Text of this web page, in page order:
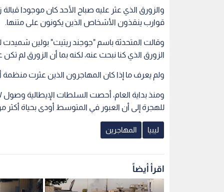
والزورق الذي عثر عليه صباح الأحد كان موجودا
قوارب ينقذون الأشخاص الذين يكونون على متنها.
وقالت المتحدثة باسم "جوجند ريتيت" بولين
الزورق الذي كنا نبحث عنه، لكنه بما أن الزورق لم
ولم يعرف ما إذا كان المهاجرون الذين عثرت منظمة
للهجرة إلى أن العبور في المتوسط أودى بحياة
ليبيا المهاجرين
اقرأ أيضاً